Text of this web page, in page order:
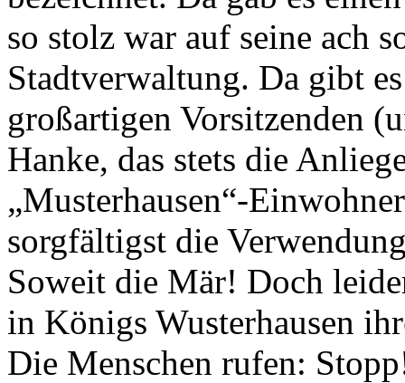
so stolz war auf seine ach
Stadtverwaltung. Da gibt
großartigen Vorsitzenden
Hanke, das stets die
„Musterhausen“-
sorgfältigst die
Soweit die Mär! Doch
in Königs Wusterhausen
Die Menschen rufen: